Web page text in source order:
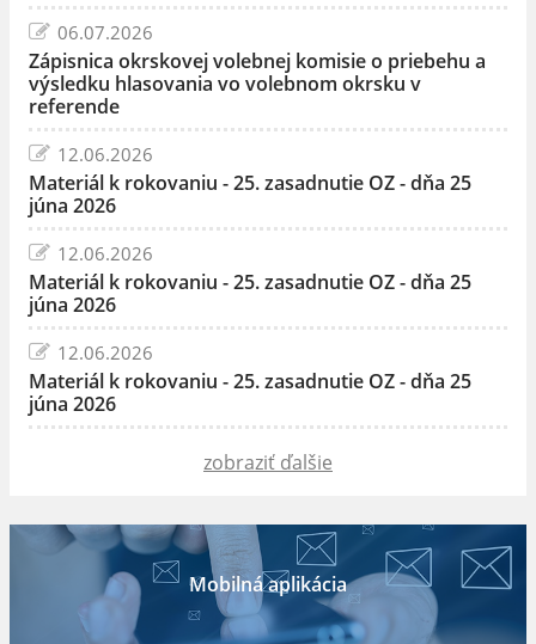
06.07.2026
Zápisnica okrskovej volebnej komisie o priebehu a
výsledku hlasovania vo volebnom okrsku v
referende
12.06.2026
Materiál k rokovaniu - 25. zasadnutie OZ - dňa 25
júna 2026
12.06.2026
Materiál k rokovaniu - 25. zasadnutie OZ - dňa 25
júna 2026
12.06.2026
Materiál k rokovaniu - 25. zasadnutie OZ - dňa 25
júna 2026
zobraziť ďalšie
Mobilná aplikácia